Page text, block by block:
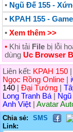
• Ngũ Đế 155 -
• KPAH 155 -
• Xem thêm >>
• Khi tải File bị lỗi
dùng Uc Browser
Liên kết: KPAH 150
Ngọc Rồng Online
140
Đại Tướng
Long Tranh Bá
Anh Việt
Avatar
Chia sẻ:
SMS
Link: